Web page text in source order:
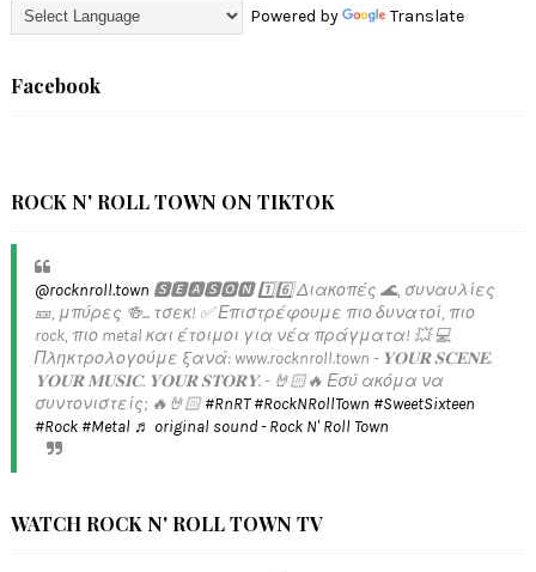
Powered by Translate
Facebook
ROCK N' ROLL TOWN ON TIKTOK
@rocknroll.town 🆂🅴🅰🆂🅾🅽 1️⃣6️⃣ Διακοπές 🌊, συναυλίες
🎫, μπύρες 🍻... τσεκ! ✅️ Επιστρέφουμε πιο δυνατοί, πιο
rock, πιο metal και έτοιμοι για νέα πράγματα! 💥 💻
Πληκτρολογούμε ξανά: www.rocknroll.town - 𝐘𝐎𝐔𝐑 𝐒𝐂𝐄𝐍𝐄.
𝐘𝐎𝐔𝐑 𝐌𝐔𝐒𝐈𝐂. 𝐘𝐎𝐔𝐑 𝐒𝐓𝐎𝐑𝐘. - 🤘🏻🔥 Εσύ ακόμα να
συντονιστείς; 🔥🤘🏻#RnRT #RockNRollTown #SweetSixteen
#Rock #Metal ♬ original sound - Rock N' Roll Town
WATCH ROCK N' ROLL TOWN TV